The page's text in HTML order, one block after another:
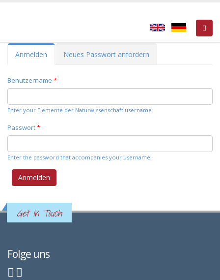
Primary tabs
Anmelden (activeNeues Passwort anfordern
Benutzername *
Enter your Elemente der Naturwissenschaft username.
Passwort*
Enter the password that accompanies your username.
Get In Touch
Folge uns